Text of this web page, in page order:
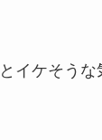
イケそうな